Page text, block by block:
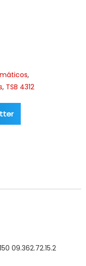
,
, TSB 4312
09.362.72.15.2